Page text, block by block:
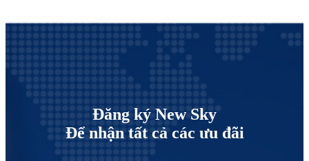
Đăng ký New Sky
Để nhận tất cả các ưu đãi